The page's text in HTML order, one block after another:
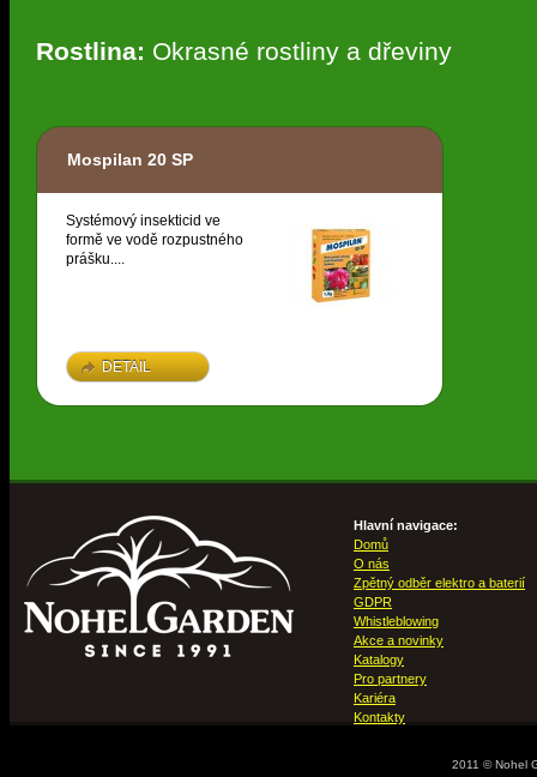
Rostlina: Okrasné rostliny a dřeviny
Mospilan 20 SP
Systémový insekticid ve
formě ve vodě rozpustného
prášku....
DETAIL
Hlavní navigace:
Domů
O nás
Zpětný odběr elektro a baterií
GDPR
Whistleblowing
Akce a novinky
Katalogy
Pro partnery
Kariéra
Kontakty
2011 © Nohel